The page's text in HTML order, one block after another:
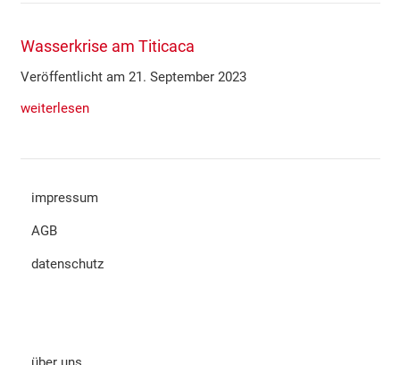
Wasserkrise am Titicaca
Veröffentlicht am 21. September 2023
weiterlesen
impressum
AGB
datenschutz